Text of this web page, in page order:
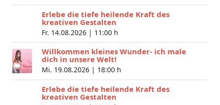
Erlebe die tiefe heilende Kraft des
kreativen Gestalten
Fr. 14.08.2026 | 11:00 h
Willkommen kleines Wunder- ich male
dich in unsere Welt!
Mi. 19.08.2026 | 18:00 h
Erlebe die tiefe heilende Kraft des
kreativen Gestalten